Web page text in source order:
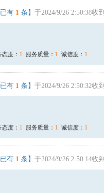
已有 1 条】 于2024/9/26 2:50:38收到
态度： 1 服务质量： 1 诚信度： 1
已有 1 条】 于2024/9/26 2:50:32收到
态度： 1 服务质量： 1 诚信度： 1
已有 1 条】 于2024/9/26 2:50:14收到